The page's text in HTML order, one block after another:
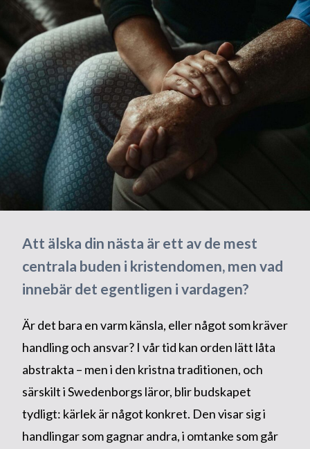
Att älska din nästa är ett av de mest
centrala buden i kristendomen, men vad
innebär det egentligen i vardagen?
Är det bara en varm känsla, eller något som kräver
handling och ansvar? I vår tid kan orden lätt låta
abstrakta – men i den kristna traditionen, och
särskilt i Swedenborgs läror, blir budskapet
tydligt: kärlek är något konkret. Den visar sig i
handlingar som gagnar andra, i omtanke som går